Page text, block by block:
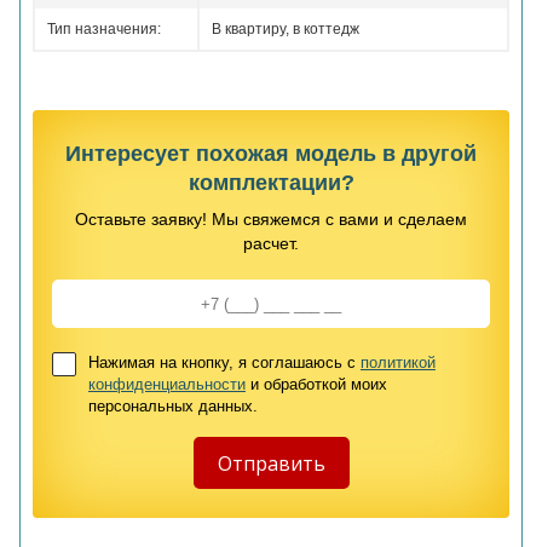
Тип назначения: В квартиру, в коттедж
Интересует похожая модель в другой
комплектации?
Оставьте заявку! Мы свяжемся с вами и сделаем
расчет.
Нажимая на кнопку, я соглашаюсь с политикой
конфиденциальности и обработкой моих
персональных данных.